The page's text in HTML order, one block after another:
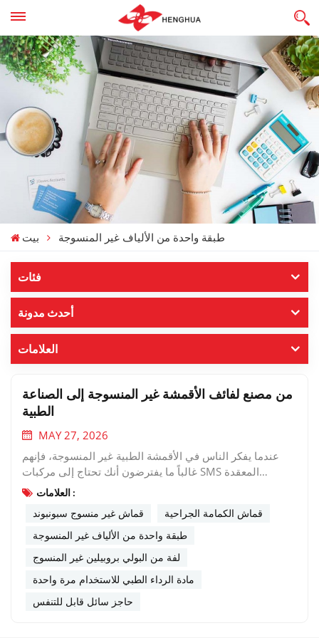
بيت طبقة واحدة من الألياف غير المنسوجة
فئات
أحدث مدونة
العلامات
من مصنع لفائف الأقمشة غير المنسوجة إلى الصناعة
الطبية
MAY 27, 2026
عندما يفكر الناس في الأقمشة الطبية غير المنسوجة، فإنهم
غالباً ما يفترضون أنك تحتاج إلى مركبات SMS المعقدة
(المنسوجة بتقنية الغزل والنفخ بالذوبان) لكل تطبيق. لكن هذا
النظافة الشخصية، نسيج غير منسوج من البولي بروبيلين أحادي
الطبقة ليس كافياً فحسب، بل هو الخيار المفضل.دعونا نلقي
واحدة من الألياف غير المنسوجة لمنتجاتهم.ما هو النسيج غير
المنسوج أحادي الطبقة بتقنية سبونبوند؟يتم تصنيع الألياف
المنسوجة أحادية الطبقة عن طريق بثق خيوط البولي بروبيلين
المتصلة، ووضعها في شبكة موحدة، وربطها بالحرارة والضغط.
العلامات :
قماش غير منسوج سبونبوند
قماش الكمامة الجراحية
طبقة واحدة من الألياف غير المنسوجة
لفة من البولي بروبيلين غير المنسوج
مادة الرداء الطبي للاستخدام مرة واحدة
حاجز سائل قابل للتنفس